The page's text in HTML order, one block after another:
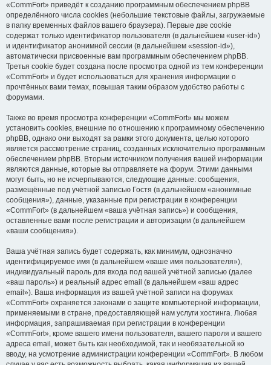
«CommFort» приведёт к созданию программным обеспечением phpBB
определённого числа cookies (небольшие текстовые файлы, загружаемые
в папку временных файлов вашего браузера). Первые две cookie
содержат только идентификатор пользователя (в дальнейшем «user-id»)
и идентификатор анонимной сессии (в дальнейшем «session-id»),
автоматически присвоенные вам программным обеспечением phpBB.
Третья cookie будет создана после просмотра одной из тем конференции
«CommFort» и будет использоваться для хранения информации о
прочтённых вами темах, повышая таким образом удобство работы с
форумами.
Также во время просмотра конференции «CommFort» мы можем
установить cookies, внешние по отношению к программному обеспечению
phpBB, однако они выходят за рамки этого документа, целью которого
является рассмотрение страниц, созданных исключительно программным
обеспечением phpBB. Вторым источником получения вашей информации
являются данные, которые вы отправляете на форум. Этими данными
могут быть, но не исчерпываются, следующие данные: сообщения,
размещённые под учётной записью Гостя (в дальнейшем «анонимные
сообщения»), данные, указанные при регистрации в конференции
«CommFort» (в дальнейшем «ваша учётная запись») и сообщения,
оставленные вами после регистрации и авторизации (в дальнейшем
«ваши сообщения»).
Ваша учётная запись будет содержать, как минимум, однозначно
идентифицируемое имя (в дальнейшем «ваше имя пользователя»),
индивидуальный пароль для входа под вашей учётной записью (далее
«ваш пароль») и реальный адрес email (в дальнейшем «ваш адрес
email»). Ваша информация из вашей учётной записи на форумах
«CommFort» охраняется законами о защите компьютерной информации,
применяемыми в стране, предоставляющей нам услуги хостинга. Любая
информация, запрашиваемая при регистрации в конференции
«CommFort», кроме вашего имени пользователя, вашего пароля и вашего
адреса email, может быть как необходимой, так и необязательной ко
вводу, на усмотрение администрации конференции «CommFort». В любом